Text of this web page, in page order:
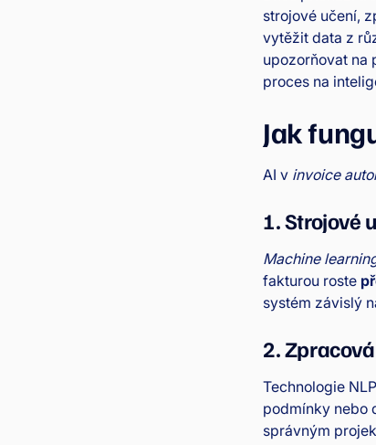
strojové učení,
vytěžit data z
upozorňovat na
proces na
Jak
AI v invoice
1. Strojové
Machine
fakturou roste
systém závislý
2.
Technologie NLP
podmínky nebo
správným